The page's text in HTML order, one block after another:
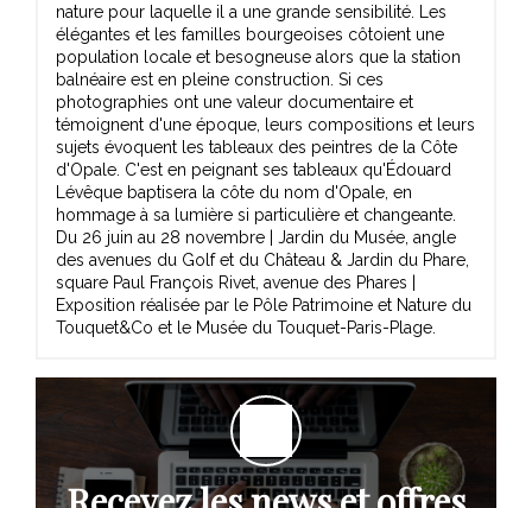
nature pour laquelle il a une grande sensibilité. Les
élégantes et les familles bourgeoises côtoient une
population locale et besogneuse alors que la station
balnéaire est en pleine construction. Si ces
photographies ont une valeur documentaire et
témoignent d'une époque, leurs compositions et leurs
sujets évoquent les tableaux des peintres de la Côte
d'Opale. C'est en peignant ses tableaux qu'Édouard
Lévêque baptisera la côte du nom d'Opale, en
hommage à sa lumière si particulière et changeante.
Du 26 juin au 28 novembre | Jardin du Musée, angle
des avenues du Golf et du Château & Jardin du Phare,
square Paul François Rivet, avenue des Phares |
Exposition réalisée par le Pôle Patrimoine et Nature du
Touquet&Co et le Musée du Touquet-Paris-Plage.